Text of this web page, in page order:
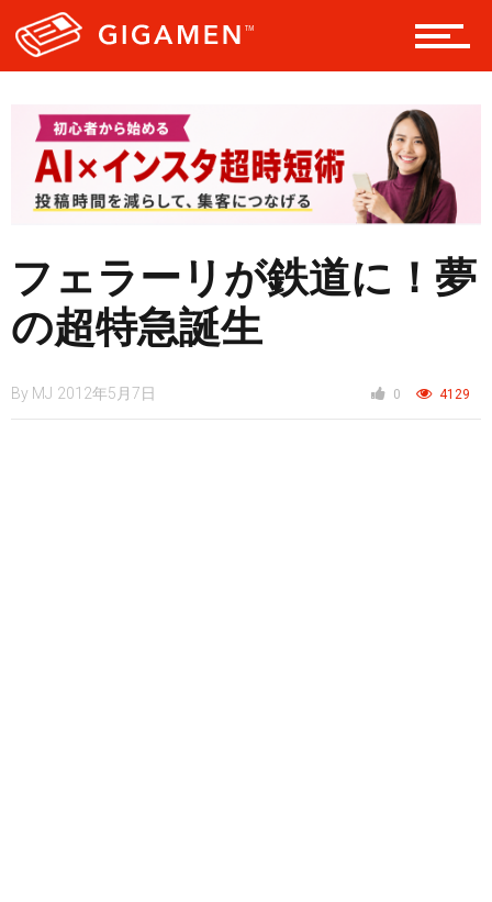
レジャー
ヘルス・健康
仮想通貨
フェラーリが鉄道に！夢
の超特急誕生
By MJ 2012年5月7日 0 4129